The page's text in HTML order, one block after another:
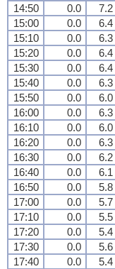
14:50 0.0 7.2
15:00
0.0 6.4
15:10
0.0 6.3
15:20
0.0 6.4
15:30
0.0 6.4
15:40
0.0 6.3
15:50
0.0 6.0
16:00
0.0 6.3
16:10
0.0 6.0
16:20
0.0 6.3
16:30
0.0 6.2
16:40
0.0 6.1
16:50
0.0 5.8
17:00
0.0 5.7
17:10
0.0 5.5
17:20
0.0 5.4
17:30
0.0 5.6
17:40
0.0 5.4